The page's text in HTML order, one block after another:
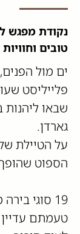
נקודת מפגש
טובים
ים מול
פלייליסט
שבאו
גארדן.
על הטיילת
הספוט
19 סוגי
טעמתם